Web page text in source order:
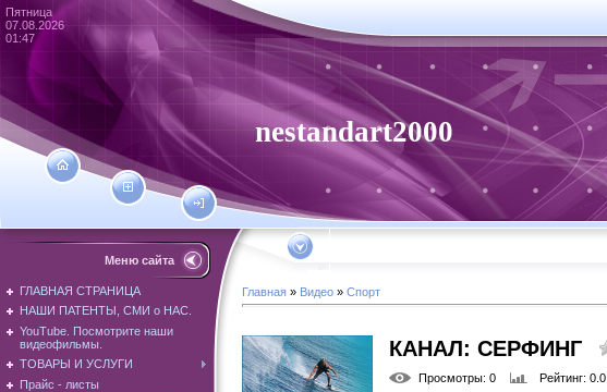
Пятница
07.08.2026
01:47
nestandart2000
Меню сайта
ГЛАВНАЯ СТРАНИЦА
НАШИ ПАТЕНТЫ, СМИ о НАС.
YouTube. Посмотрите наши
видеофильмы.
ТОВАРЫ И УСЛУГИ
Прайс - листы
Главная » Видео » Спорт
КАНАЛ: СЕРФИНГ
Просмотры: 0 Рейтинг: 0.0